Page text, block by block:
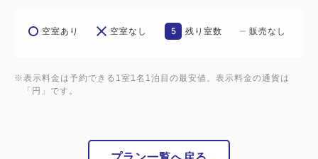
空室あり 空室なし 5 残り室数 販売なし
※表示料金は予約できる1室1名1泊目の最安値。表示料金の通貨は
「円」です。